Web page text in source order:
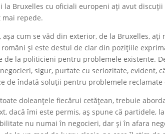
Bruxelles cu oficiali europeni ați avut discuții
repede.
cum se văd din exterior, de la Bruxelles, ați
și este destul de clar din pozițiile
la politicieni pentru problemele existente.
sigur, purtate cu seriozitate, evident,
de îndată soluții pentru problemele reclamate
doleanțele fiecărui cetățean, trebuie
dacă îmi este permis, aș spune că partidele,
nu numai în negocieri, dar și în afara